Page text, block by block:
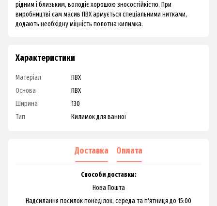
рідним і близьким, володіє хорошою зносостійкістю. При
виробництві сам масив ПВХ армується спеціальними нитками,
додають необхідну міцність полотна килимка.
Характеристики
Матеріал
ПВХ
Основа
ПВХ
Ширина
130
Тип
Килимок для ванної
Доставка Оплата
Способи доставки:
Нова Пошта
Надсилання посилок понеділок, середа та п'ятниця до 15:00